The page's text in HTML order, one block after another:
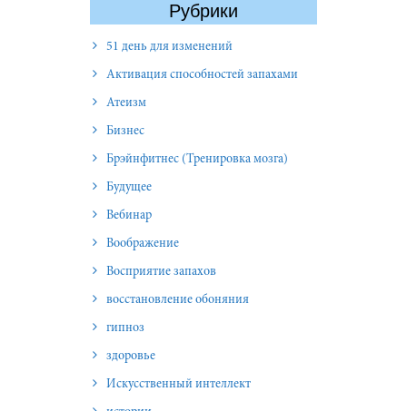
Рубрики
51 день для изменений
Активация способностей запахами
Атеизм
Бизнес
Брэйнфитнес (Тренировка мозга)
Будущее
Вебинар
Воображение
Восприятие запахов
восстановление обоняния
гипноз
здоровье
Искусственный интеллект